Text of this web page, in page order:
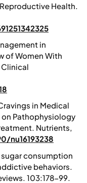
Health
in
of Women With
Clinical
in Medical
Pathophysiology
Nutrients,
nu16193238
consumption
behaviors.
. 103:178-99.